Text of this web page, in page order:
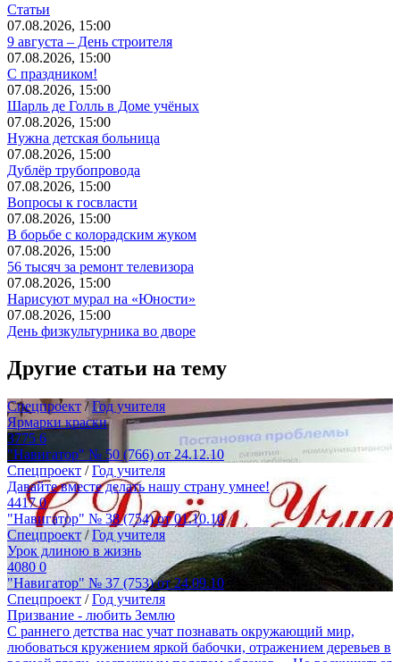
Статьи
07.08.2026, 15:00
9 августа – День строителя
07.08.2026, 15:00
С праздником!
07.08.2026, 15:00
Шарль де Голль в Доме учёных
07.08.2026, 15:00
Нужна детская больница
07.08.2026, 15:00
Дублёр трубопровода
07.08.2026, 15:00
Вопросы к госвласти
07.08.2026, 15:00
В борьбе с колорадским жуком
07.08.2026, 15:00
56 тысяч за ремонт телевизора
07.08.2026, 15:00
Нарисуют мурал на «Юности»
07.08.2026, 15:00
День физкультурника во дворе
Другие статьи на тему
Спецпроект /Год учителя
Ярмарки краски
3775 6
"Навигатор" № 50 (766) от 24.12.10
Спецпроект /Год учителя
Давайте вместе делать нашу страну умнее!
44170
"Навигатор" № 38 (754) от 01.10.10
Спецпроект /Год учителя
Урок длиною в жизнь
40800
"Навигатор" № 37 (753) от 24.09.10
Спецпроект /Год учителя
Призвание - любить Землю
С раннего детства нас учат познавать окружающий мир,
любоваться кружением яркой бабочки, отражением деревьев в